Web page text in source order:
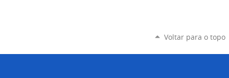
Voltar para o topo